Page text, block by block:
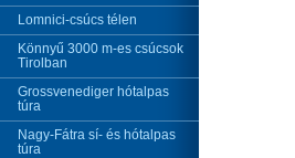
Lomnici-csúcs télen
Könnyű 3000 m-es csúcsok
Tirolban
Grossvenediger hótalpas
túra
Nagy-Fátra sí- és hótalpas
túra